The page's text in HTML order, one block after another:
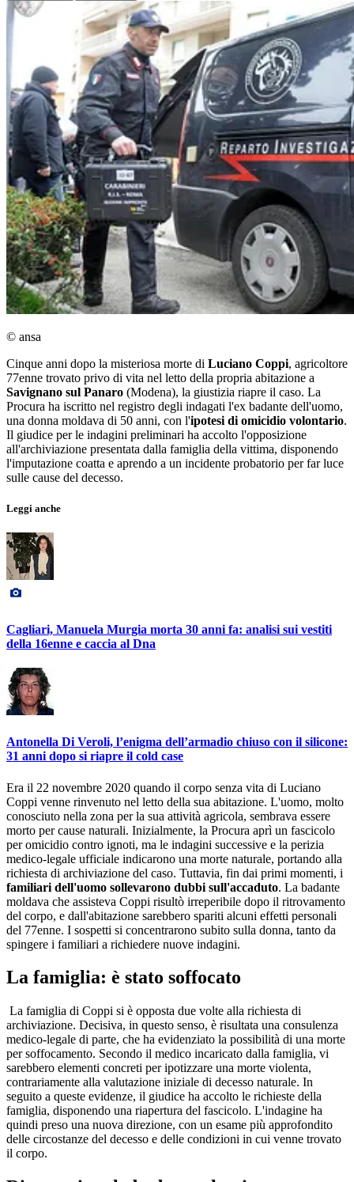
© ansa
Cinque anni dopo la misteriosa morte di Luciano Coppi, agricoltore
77enne trovato privo di vita nel letto della propria abitazione a
Savignano sul Panaro (Modena), la giustizia riapre il caso. La
Procura ha iscritto nel registro degli indagati l'ex badante dell'uomo,
una donna moldava di 50 anni, con l'ipotesi di omicidio volontario.
Il giudice per le indagini preliminari ha accolto l'opposizione
all'archiviazione presentata dalla famiglia della vittima, disponendo
l'imputazione coatta e aprendo a un incidente probatorio per far luce
sulle cause del decesso.
Leggi anche
Cagliari, Manuela Murgia morta 30 anni fa: analisi sui vestiti
della 16enne e caccia al Dna
Antonella Di Veroli, l’enigma dell’armadio chiuso con il silicone:
31 anni dopo si riapre il cold case
Era il 22 novembre 2020 quando il corpo senza vita di Luciano
Coppi venne rinvenuto nel letto della sua abitazione. L'uomo, molto
conosciuto nella zona per la sua attività agricola, sembrava essere
morto per cause naturali. Inizialmente, la Procura aprì un fascicolo
per omicidio contro ignoti, ma le indagini successive e la perizia
medico-legale ufficiale indicarono una morte naturale, portando alla
richiesta di archiviazione del caso. Tuttavia, fin dai primi momenti, i
familiari dell'uomo sollevarono dubbi sull'accaduto. La badante
moldava che assisteva Coppi risultò irreperibile dopo il ritrovamento
del corpo, e dall'abitazione sarebbero spariti alcuni effetti personali
del 77enne. I sospetti si concentrarono subito sulla donna, tanto da
spingere i familiari a richiedere nuove indagini.
La famiglia: è stato soffocato
La famiglia di Coppi si è opposta due volte alla richiesta di
archiviazione. Decisiva, in questo senso, è risultata una consulenza
medico-legale di parte, che ha evidenziato la possibilità di una morte
per soffocamento. Secondo il medico incaricato dalla famiglia, vi
sarebbero elementi concreti per ipotizzare una morte violenta,
contrariamente alla valutazione iniziale di decesso naturale. In
seguito a queste evidenze, il giudice ha accolto le richieste della
famiglia, disponendo una riapertura del fascicolo. L'indagine ha
quindi preso una nuova direzione, con un esame più approfondito
delle circostanze del decesso e delle condizioni in cui venne trovato
il corpo.